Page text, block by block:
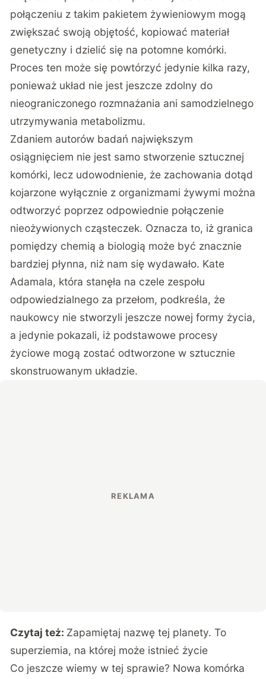
połączeniu z takim pakietem żywieniowym mogą
zwiększać swoją objętość, kopiować materiał
genetyczny i dzielić się na potomne komórki.
Proces ten może się powtórzyć jedynie kilka razy,
ponieważ układ nie jest jeszcze zdolny do
nieograniczonego rozmnażania ani samodzielnego
utrzymywania metabolizmu.
Zdaniem autorów badań największym
osiągnięciem nie jest samo stworzenie sztucznej
komórki, lecz udowodnienie, że zachowania dotąd
kojarzone wyłącznie z organizmami żywymi można
odtworzyć poprzez odpowiednie połączenie
nieożywionych cząsteczek. Oznacza to, iż granica
pomiędzy chemią a biologią może być znacznie
bardziej płynna, niż nam się wydawało. Kate
Adamala, która stanęła na czele zespołu
odpowiedzialnego za przełom, podkreśla, że
naukowcy nie stworzyli jeszcze nowej formy życia,
a jedynie pokazali, iż podstawowe procesy
życiowe mogą zostać odtworzone w sztucznie
skonstruowanym układzie.
Czytaj też: Zapamiętaj nazwę tej planety. To
superziemia, na której może istnieć życie
Co jeszcze wiemy w tej sprawie? Nowa komórka